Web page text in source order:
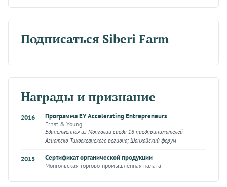
Подписаться Siberi Farm
Награды и признание
2016 Программа EY Accelerating Entrepreneurs
Ernst & Young
Единственная из Монголии среди 16 предпринимателей
Азиатско-Тихоокеанского региона; Шанхайский форум
2015 Сертификат органической продукции
Монгольская торгово-промышленная палата